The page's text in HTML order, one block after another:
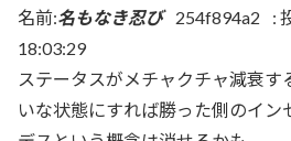
名前:名もなき忍び 254f894a2 :
18:03:29
ステータスがメチャクチャ減衰す
いな状態にすれば勝った側のイン